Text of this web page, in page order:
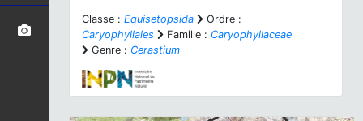
Classe : Equisetopsida
Ordre :
Caryophyllales
Famille : Caryophyllaceae
Genre : Cerastium